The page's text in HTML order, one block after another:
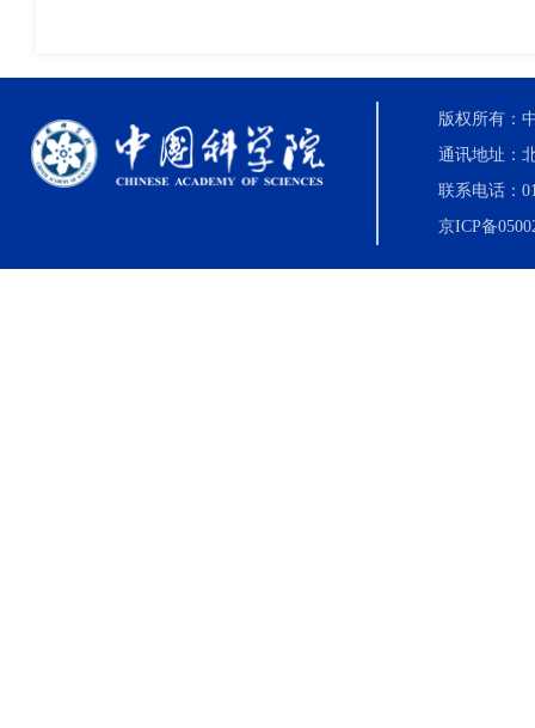
版权所有：
通讯地址：
联系电话：
京ICP备